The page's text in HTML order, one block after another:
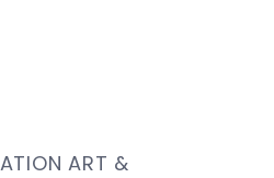
ART &